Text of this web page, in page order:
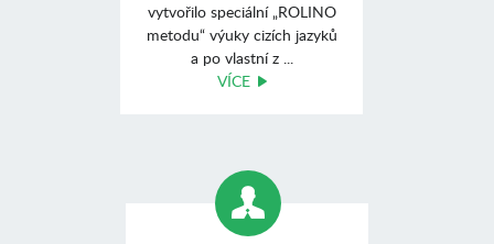
vytvořilo speciální „ROLINO
metodu“ výuky cizích jazyků
a po vlastní z ...
VÍCE